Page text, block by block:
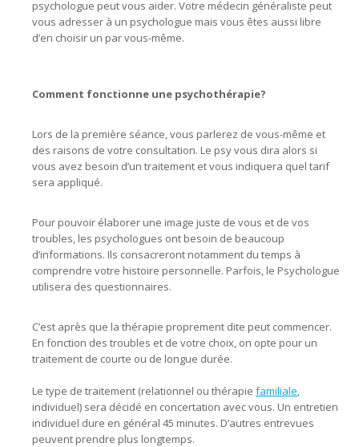
psychologue peut vous aider. Votre médecin généraliste peut
vous adresser à un psychologue mais vous êtes aussi libre
d’en choisir un par vous-même.
Comment fonctionne une psychothérapie?
Lors de la première séance, vous parlerez de vous-même et
des raisons de votre consultation. Le psy vous dira alors si
vous avez besoin d’un traitement et vous indiquera quel tarif
sera appliqué.
Pour pouvoir élaborer une image juste de vous et de vos
troubles, les psychologues ont besoin de beaucoup
d’informations. Ils consacreront notamment du temps à
comprendre votre histoire personnelle. Parfois, le Psychologue
utilisera des questionnaires.
C’est après que la thérapie proprement dite peut commencer.
En fonction des troubles et de votre choix, on opte pour un
traitement de courte ou de longue durée.
Le type de traitement (relationnel ou thérapie familiale,
individuel) sera décidé en concertation avec vous. Un entretien
individuel dure en général 45 minutes. D’autres entrevues
peuvent prendre plus longtemps.